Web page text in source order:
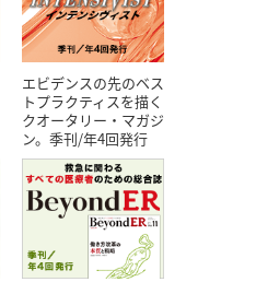
エビデンスの先のベス
トプラクティスを描く
クオータリー・マガジ
ン。季刊/年4回発行